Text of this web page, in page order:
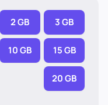
2 GB 3 GB
10 GB 15 GB
20 GB